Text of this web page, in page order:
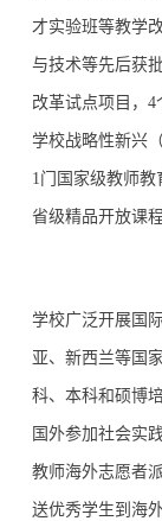
才实验班等教学
与技术等先后获
改革试点项目，
学校战略性新兴
1门国家级教师教
省级精品开放课程
学校广泛开展国
亚、新西兰等国
科、本科和硕博
国外参加社会实
教师海外志愿者
送优秀学生到海